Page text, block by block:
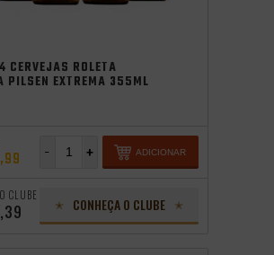
CERVEJAS ROLETA
PILSEN EXTREMA 355ML
+
- ADICIONAR
CLUBE CONHEÇA O CLUBE